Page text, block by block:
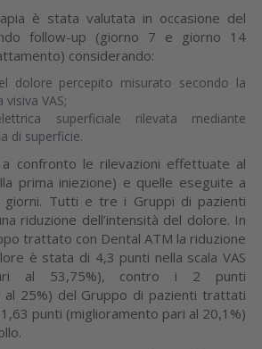
è stata valutata in occasione del
follow-up (giorno 7 e giorno 14
considerando:
dolore percepito misurato secondo la
visiva VAS;
superficiale rilevata mediante
di superficie.
confronto le rilevazioni effettuate al
prima iniezione) e quelle eseguite a
Tutti e tre i Gruppi di pazienti
riduzione dell’intensità del dolore. In
trattato con Dental ATM la riduzione
è stata di 4,3 punti nella scala VAS
al 53,75%), contro i 2 punti
al 25%) del Gruppo di pazienti trattati
punti (miglioramento pari al 20,1%)